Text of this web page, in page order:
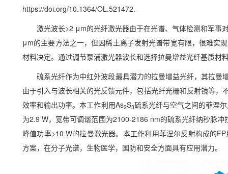
https://doi.org/10.1364/OL.521472.
激光波长>2 μm的光纤激光器由于在光谱、气体检测和军事
μm的主要方法之一，但因稀土离子发射光谱带宽有限，很难实
材料决定。通过调节泵浦激光器波长和选择拉曼增益光纤基质
硫系光纤作为中红外波段最具潜力的拉曼增益光纤，其拉曼
由于引入与波长相关的光反馈元件，包括光纤光栅和反射镜等
效率和输出功率。本工作利用As2S3硫系光纤与空气之间的菲涅
为2.9 W，宽带可调谐范围为2100-2186 nm的硫系光纤纳秒脉冲
峰值功率>10 W的拉曼激光器。本工作利用菲涅尔反射构成的
方案，在分子光谱，生物医学，国防和安全方面具有应用潜力。